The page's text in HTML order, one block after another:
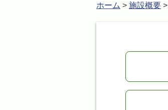
ホーム > 施設概要 >